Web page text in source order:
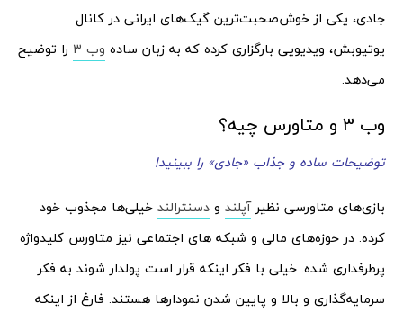
جادی، یکی از خوش‌صحبت‌ترین گیک‌های ایرانی در کانال
یوتیوبش، ویدیویی بارگزاری کرده که به زبان ساده وب 3
را توضیح
می‌دهد.
وب 3 و متاورس چیه؟
توضیحات ساده و جذاب «جادی» را ببینید!
بازی‌های متاورسی نظیرآپلند و دسنترالند خیلی‌ها مجذوب خود
کرده. در حوزه‌های مالی و شبکه های اجتماعی نیز متاورس کلیدواژه
پرطرفداری شده. خیلی با فکر اینکه قرار است پولدار شوند به فکر
سرمایه‌گذاری و بالا و پایین شدن نمودارها هستند. فارغ از اینکه